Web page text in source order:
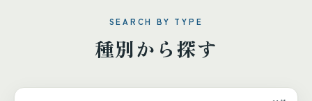
SEARCH BY TYPE
種別から探す